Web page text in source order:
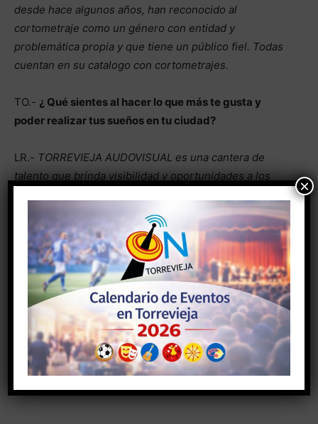
desde hace algunos años, han reconocido al
cortometraje como un género con entidad y
problemática propia y que tiene un público fiel. Todas
cuentan en su catalogo con cortometrajes.
TO.- ¿ Qué sientes al hacer lo que más te gusta y
poder realizar tus sueños en tu ciudad?
LR.- TORREVIEJA AUDOVISUAL es una cantera de
talento que brinda visibilidad y oportunidades a los
exhibición que ofrece la mejor programación de los
dos últimos años a la ciudad. El poder contribuir a
generar industria desde mi ciudad es algo que me hace
sentir bien, yo también soy cineasta y créeme, lo vivido
en este festival no ocurre siempre, los propios
cineastas los comentaron en el transcurso del evento.
Encontrarte una sala llena con esa energía positiva,
calidad técnica de imagen y sonido es algo que por
desgracia no ocurre en todos los festivales. A mi me
hace sentir bien ver felices a los demás.
×